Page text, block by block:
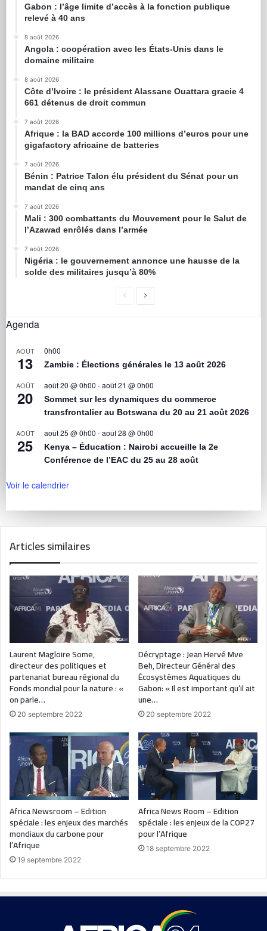
Gabon : l’âge limite d’accès à la fonction publique
relevé à 40 ans
8 août 2026
Angola : coopération avec les États-Unis dans le
domaine militaire
8 août 2026
Côte d’Ivoire : le président Alassane Ouattara gracie 4
661 détenus de droit commun
7 août 2026
Afrique : la BAD accorde 100 millions d’euros pour une
gigafactory africaine de batteries
7 août 2026
Bénin : Patrice Talon élu président du Sénat pour un
mandat de cinq ans
7 août 2026
Mali : 300 combattants du Mouvement pour le Salut de
l’Azawad enrôlés dans l’armée
7 août 2026
Nigéria : le gouvernement annonce une hausse de la
solde des militaires jusqu’à 80%
Agenda
AOÛT
13
0h00
Zambie : Élections générales le 13 août 2026
AOÛT
20
août 20 @ 0h00 -août 21 @ 0h00
Sommet sur les dynamiques du commerce
transfrontalier au Botswana du 20 au 21 août 2026
AOÛT
25
août 25 @ 0h00 -août 28 @ 0h00
Kenya – Éducation : Nairobi accueille la 2e
Conférence de l’EAC du 25 au 28 août
Voir le calendrier
Articles similaires
Laurent Magloire Some,
directeur des politiques et
partenariat bureau régional du
Fonds mondial pour la nature : «
on parle…
20 septembre 2022
Décryptage : Jean Hervé Mve
Beh, Directeur Général des
Écosystèmes Aquatiques du
Gabon: « Il est important qu’il ait
une…
20 septembre 2022
Africa Newsroom – Edition
spéciale : les enjeux des marchés
mondiaux du carbone pour
l’Afrique
19 septembre 2022
Africa News Room – Edition
spéciale : les enjeux de la COP27
pour l’Afrique
18 septembre 2022